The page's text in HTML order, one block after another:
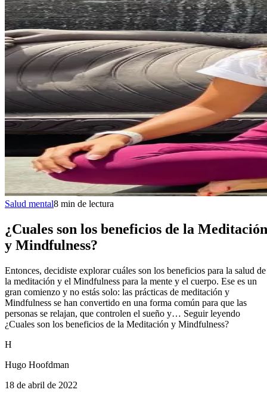
Salud mental8 min de lectura
¿Cuales son los beneficios de la Meditación
y Mindfulness?
Entonces, decidiste explorar cuáles son los beneficios para la salud de
la meditación y el Mindfulness para la mente y el cuerpo. Ese es un
gran comienzo y no estás solo: las prácticas de meditación y
Mindfulness se han convertido en una forma común para que las
personas se relajan, que controlen el sueño y… Seguir leyendo
¿Cuales son los beneficios de la Meditación y Mindfulness?
H
Hugo Hoofdman
18 de abril de 2022